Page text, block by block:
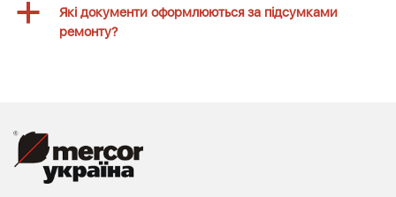
a
Які документи оформлюються за підсумками
ремонту?